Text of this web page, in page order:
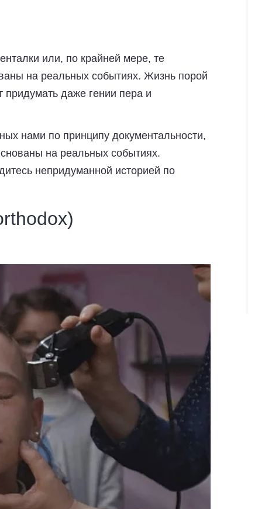
или, по крайней мере, те
на реальных событиях. Жизнь порой
придумать даже гении пера и
нами по принципу документальности,
на реальных событиях.
непридуманной историей по